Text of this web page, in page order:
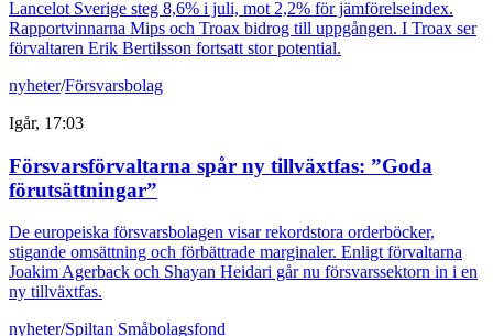
Lancelot Sverige steg 8,6% i juli, mot 2,2% för jämförelseindex.
Rapportvinnarna Mips och Troax bidrog till uppgången. I Troax ser
förvaltaren Erik Bertilsson fortsatt stor potential.
nyheter/Försvarsbolag
Igår, 17:03
Försvarsförvaltarna spår ny tillväxtfas: ”Goda
förutsättningar”
De europeiska försvarsbolagen visar rekordstora orderböcker,
stigande omsättning och förbättrade marginaler. Enligt förvaltarna
Joakim Agerback och Shayan Heidari går nu försvarssektorn in i en
ny tillväxtfas.
nyheter/Spiltan Småbolagsfond